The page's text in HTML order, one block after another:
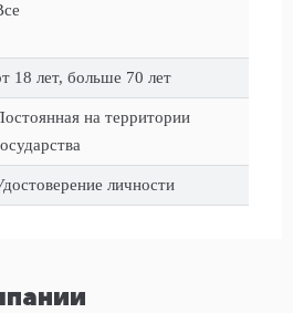
18 лет, больше 70 лет
на территории
личности